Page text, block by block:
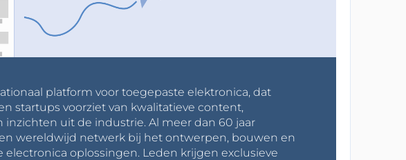
platform voor toegepaste elektronica, dat
startups voorziet van kwalitatieve content,
inzichten uit de industrie. Al meer dan 60 jaar
wereldwijd netwerk bij het ontwerpen, bouwen en
electronica oplossingen. Leden krijgen exclusieve